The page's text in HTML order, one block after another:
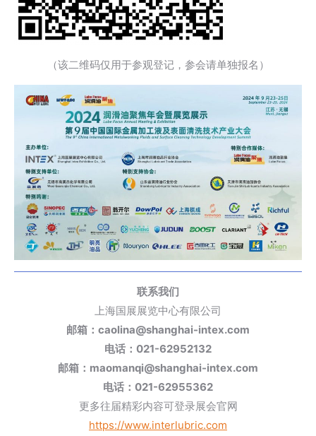
（该二维码仅用于参观登记，参会请单独报名）
联系我们
上海国展展览中心有限公司
邮箱：caolina@shanghai-intex.com
电话：021-62952132
邮箱：maomanqi@shanghai-intex.com
电话：021-62955362
更多往届精彩内容可登录展会官网
https://www.interlubric.com